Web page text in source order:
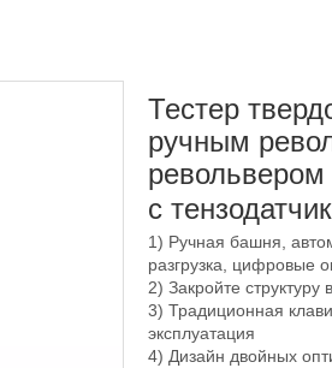
Тестер
ручным
с
1) Ручная башня,
разгрузка, цифровые
2) Закройте структуру
3) Традиционная
эксплуатация
4) Дизайн двойных